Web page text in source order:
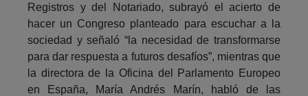
Registros y del Notariado, subrayó el acierto de
hacer un Congreso planteado para escuchar a la
sociedad y señaló “la necesidad de transformarse
para dar respuesta a futuros desafíos”, mientras que
la directora de la Oficina del Parlamento Europeo
en España, María Andrés Marín, habló de las